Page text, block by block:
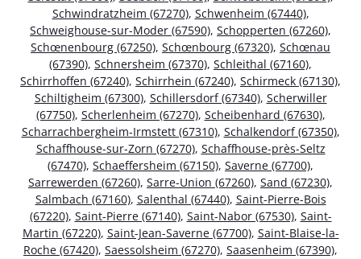
Schwindratzheim (67270), Schwenheim (67440),
Schweighouse-sur-Moder (67590), Schopperten (67260),
Schœnenbourg (67250), Schœnbourg (67320), Schœnau
(67390), Schnersheim (67370), Schleithal (67160),
Schirrhoffen (67240), Schirrhein (67240), Schirmeck (67130),
Schiltigheim (67300), Schillersdorf (67340), Scherwiller
(67750), Scherlenheim (67270), Scheibenhard (67630),
Scharrachbergheim-Irmstett (67310), Schalkendorf (67350),
Schaffhouse-sur-Zorn (67270), Schaffhouse-près-Seltz
(67470), Schaeffersheim (67150), Saverne (67700),
Sarrewerden (67260), Sarre-Union (67260), Sand (67230),
Salmbach (67160), Salenthal (67440), Saint-Pierre-Bois
(67220), Saint-Pierre (67140), Saint-Nabor (67530), Saint-
Martin (67220), Saint-Jean-Saverne (67700), Saint-Blaise-la-
Roche (67420), Saessolsheim (67270), Saasenheim (67390),